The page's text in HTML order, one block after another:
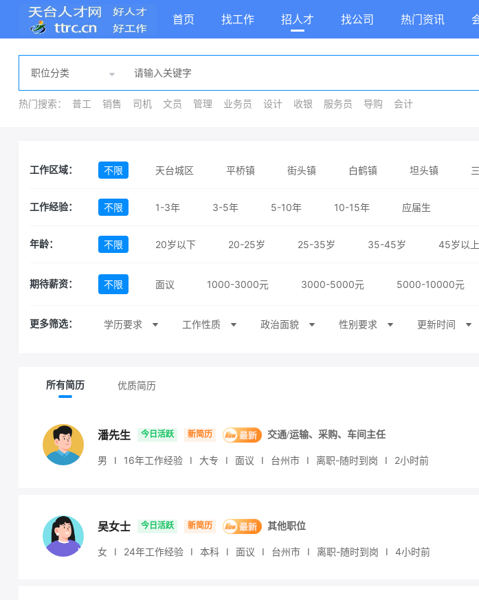
首页 找工作 招人才 找公司 热门资讯
热门搜索： 普工 销售 司机 文员 管理 业务员 设计 收银 服务员 导购 会计
工作区域： 不限 天台城区 平桥镇 街头镇 白鹤镇 坦头镇
工作经验： 不限 1-3年 3-5年 5-10年 10-15年 应届生
年龄： 不限 20岁以下 20-25岁 25-35岁 35-45岁 45岁以上
期待薪资： 不限 面议 1000-3000元 3000-5000元 5000-10000元
更多筛选： 学历要求 工作性质 政治面貌 性别要求 更新时间
所有简历 优质简历
潘先生 今日活跃 新简历 交通/运输、采购、车间主任
男 I 16年工作经验 I 大专 I 面议 I 台州市 I 离职-随时到岗 I 2小时前
吴女士 今日活跃 新简历 其他职位
女 I 24年工作经验 I 本科 I 面议 I 台州市 I 离职-随时到岗 I 4小时前